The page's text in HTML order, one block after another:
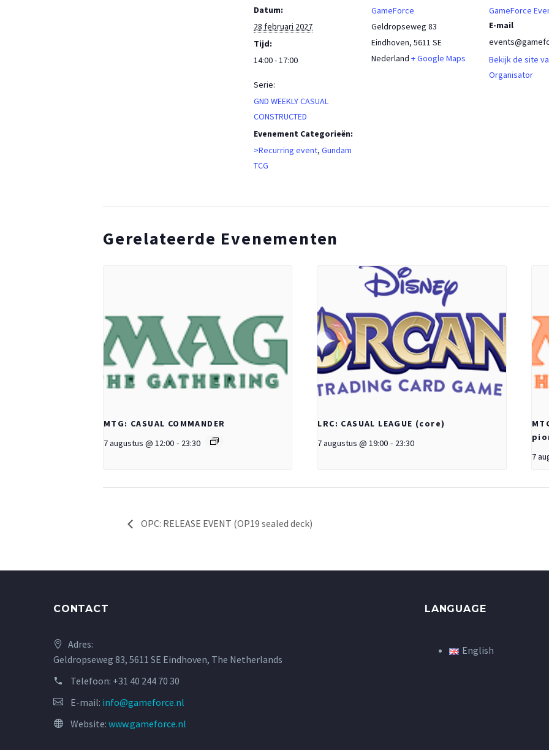
Datum:
28 februari 2027
Tijd:
14:00 - 17:00
Serie:
GND WEEKLY CASUAL
CONSTRUCTED
Evenement Categorieën:
>Recurring event, Gundam
TCG
GameForce
Geldropseweg 83
Eindhoven, 5611 SE
Nederland + Google Maps
GameForce
E-mail
Bekijk de site
Organisator
Gerelateerde Evenementen
MTG: CASUAL COMMANDER
7 augustus @ 12:00 - 23:30
LRC: CASUAL LEAGUE (core)
7 augustus @ 19:00 - 23:30
7
OPC: RELEASE EVENT (OP19 sealed deck)
CONTACT
Adres:
Geldropseweg 83, 5611 SE Eindhoven, The Netherlands
Telefoon: +31 40 244 70 30
E-mail: info@gameforce.nl
Website: www.gameforce.nl
LANGUAGE
English